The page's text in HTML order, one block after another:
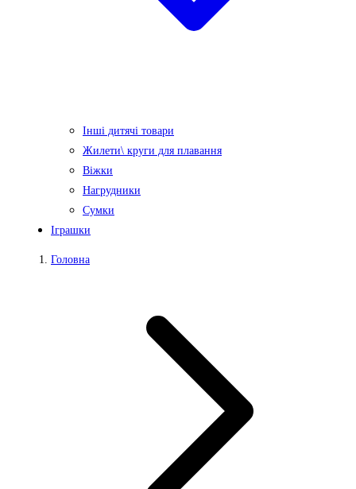
Інші дитячі товари
Жилети\ круги для плавання
Віжки
Нагрудники
Сумки
Іграшки
Головна